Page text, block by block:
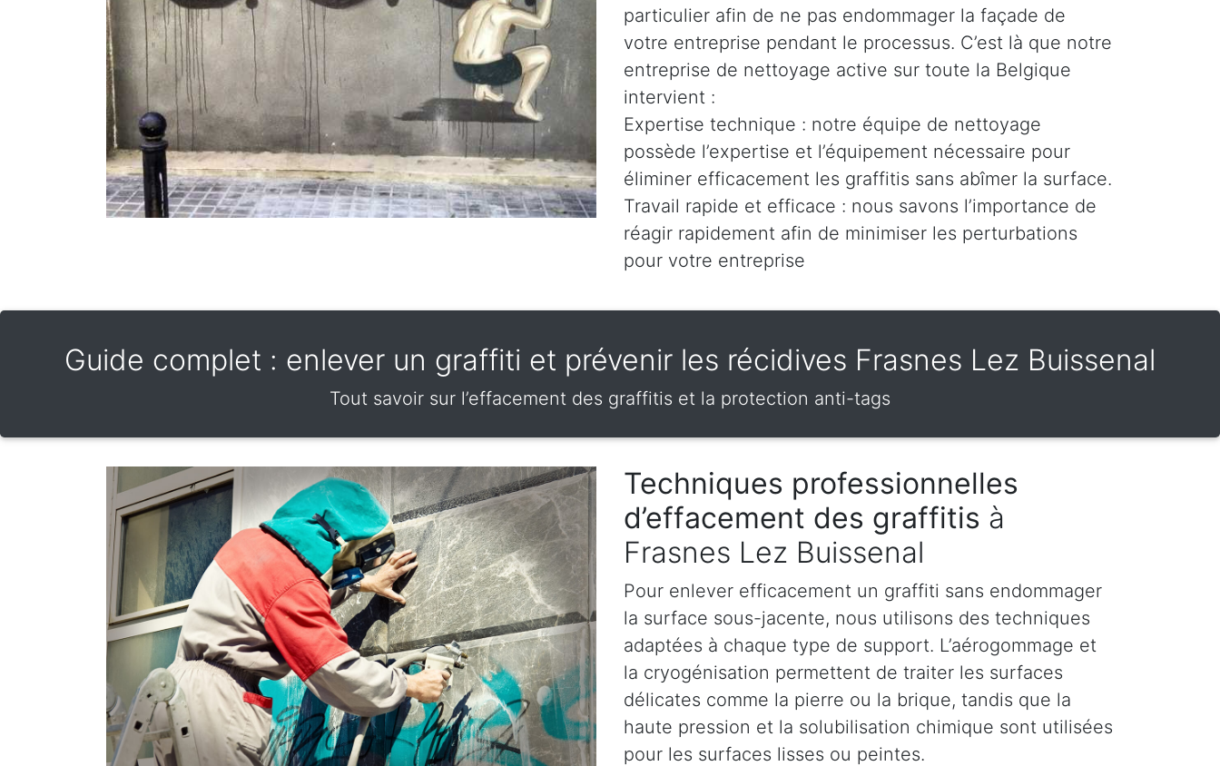
particulier afin de ne pas endommager la façade de
votre entreprise pendant le processus. C’est là que notre
entreprise de nettoyage active sur toute la Belgique
intervient :
Expertise technique : notre équipe de nettoyage
possède l’expertise et l’équipement nécessaire pour
éliminer efficacement les graffitis sans abîmer la surface.
Travail rapide et efficace : nous savons l’importance de
réagir rapidement afin de minimiser les perturbations
pour votre entreprise
Guide complet : enlever un graffiti et prévenir les récidives Frasnes Lez Buissenal
Tout savoir sur l’effacement des graffitis et la protection anti-tags
Techniques professionnelles
d’effacement des graffitis à
Frasnes Lez Buissenal
Pour enlever efficacement un graffiti sans endommager
la surface sous-jacente, nous utilisons des techniques
adaptées à chaque type de support. L’aérogommage et
la cryogénisation permettent de traiter les surfaces
délicates comme la pierre ou la brique, tandis que la
haute pression et la solubilisation chimique sont utilisées
pour les surfaces lisses ou peintes.